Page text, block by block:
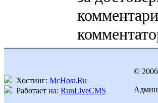
Хостинг: McHost.Ru
Работает на: RunLiveCMS
©